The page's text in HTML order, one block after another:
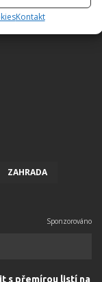
Kontakt
ZAHRADA
s přemírou listí na